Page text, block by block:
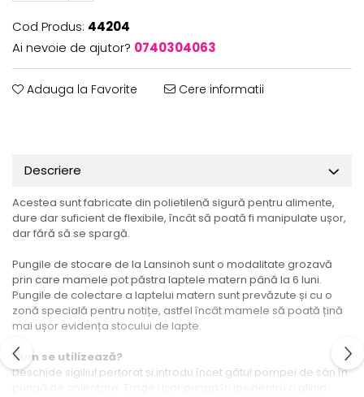
Scutece & Servetele
Pinemed - Scutec colectare
Cod Produs: 44204
Ai nevoie de ajutor? 0740304063
Adauga la Favorite Cere informatii
Descriere
Acestea sunt fabricate din polietilenă sigură pentru alimente,
dure dar suficient de flexibile, încât să poată fi manipulate ușor,
dar fără să se spargă.
Pungile de stocare de la Lansinoh sunt o modalitate grozavă
prin care mamele pot păstra laptele matern până la 6 luni.
Pungile de colectare a laptelui matern sunt prevăzute și cu o
zonă specială pentru notițe, astfel încât mamele să poată țină
mai ușor evidența stocului de lapte.
Cum se utilizează?
Deschide sigiliul perforat și introdu încet gâtul pompei de sân în